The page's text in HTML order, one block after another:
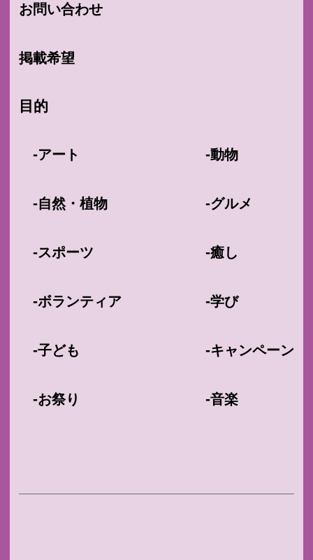
お問い合わせ
掲載希望
目的
-アート
-自然・植物
-スポーツ
-ボランティア
-子ども
-お祭り
-動物
-グルメ
-癒し
-学び
-キャンペーン
-音楽